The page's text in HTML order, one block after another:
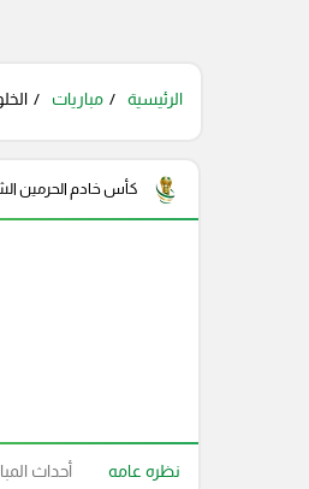
الرئيسية مباريات
كأس خادم الحرمين
نظره عامه أحداث